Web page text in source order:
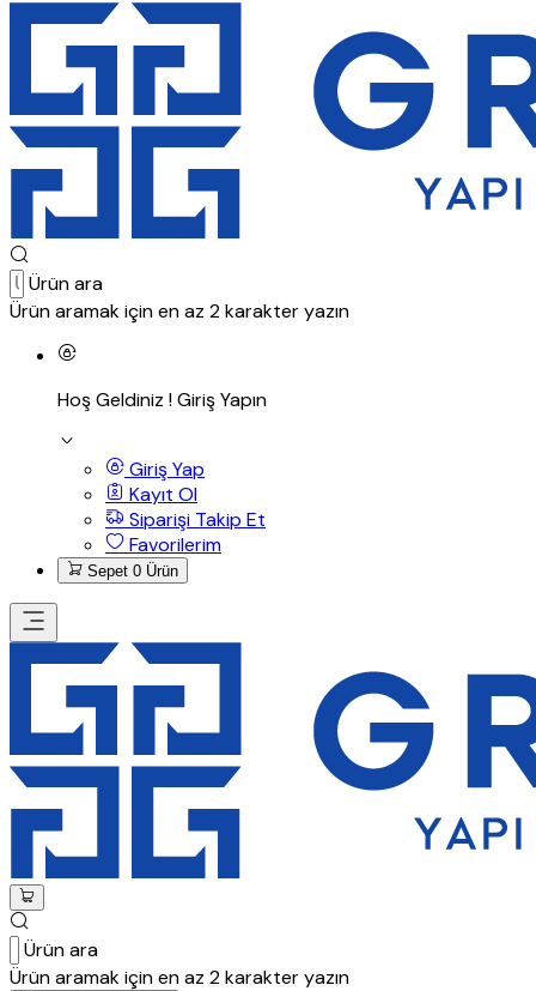
Ürün ara
Ürün aramak için en az 2 karakter yazın
Hoş Geldiniz !Giriş Yapın
Giriş Yap
Kayıt Ol
Siparişi Takip Et
Favorilerim
Sepet 0 Ürün
Ürün ara
Ürün aramak için en az 2 karakter yazın